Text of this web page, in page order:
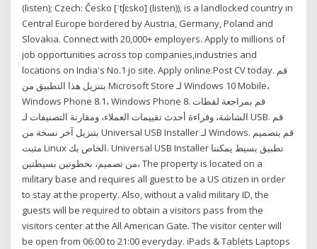
(listen); Czech: Česko [ˈtʃɛsko] (listen)), is a landlocked country in
Central Europe bordered by Austria, Germany, Poland and
Slovakia. Connect with 20,000+ employers. Apply to millions of
job opportunities across top companies,industries and
locations on India's No.1 jo site. Apply online.Post CV today. قم
بتنزيل هذا التطبيق من Microsoft Store لـ Windows 10 Mobile،
Windows Phone 8.1، Windows Phone 8. قم بمراجعة لقطات
الشاشة، وقراءة أحدث تقييمات العملاء، ومقارنة التصنيفات لـ USB. قم
بتنزيل آخر نسخة من Universal USB Installer لـ Windows. قم بتصميم
مثبت Linux الخاص بك. Universal USB Installer تطبيق بسيط يمكننا
من تصميم، بخطوتين بسيطتين، The property is located on a
military base and requires all guest to be a US citizen in order
to stay at the property. Also, without a valid military ID, the
guests will be required to obtain a visitors pass from the
visitors center at the All American Gate. The visitor center will
be open from 06:00 to 21:00 everyday. iPads & Tablets Laptops